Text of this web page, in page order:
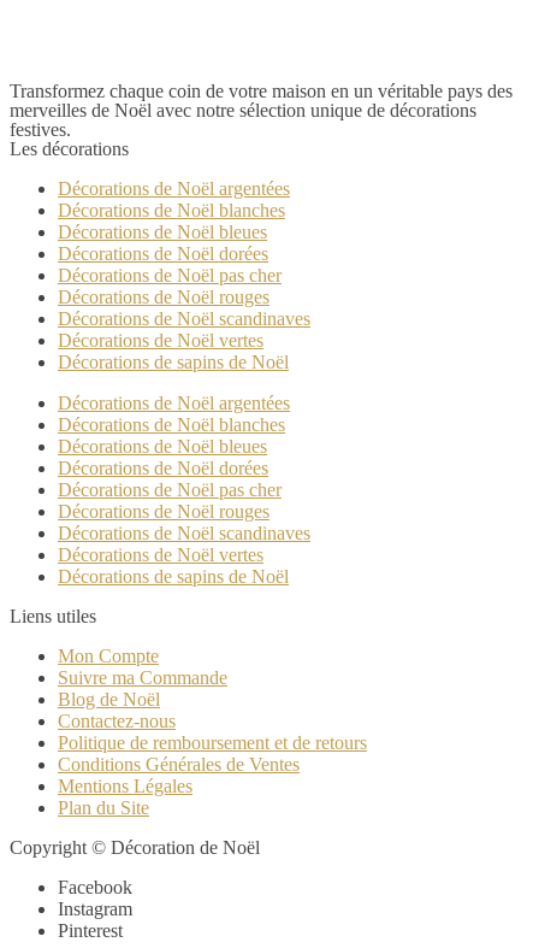
Transformez chaque coin de votre maison en un véritable pays des
merveilles de Noël avec notre sélection unique de décorations
festives.
Les décorations
Décorations de Noël argentées
Décorations de Noël blanches
Décorations de Noël bleues
Décorations de Noël dorées
Décorations de Noël pas cher
Décorations de Noël rouges
Décorations de Noël scandinaves
Décorations de Noël vertes
Décorations de sapins de Noël
Décorations de Noël argentées
Décorations de Noël blanches
Décorations de Noël bleues
Décorations de Noël dorées
Décorations de Noël pas cher
Décorations de Noël rouges
Décorations de Noël scandinaves
Décorations de Noël vertes
Décorations de sapins de Noël
Liens utiles
Mon Compte
Suivre ma Commande
Blog de Noël
Contactez-nous
Politique de remboursement et de retours
Conditions Générales de Ventes
Mentions Légales
Plan du Site
Copyright © Décoration de Noël
Facebook
Instagram
Pinterest